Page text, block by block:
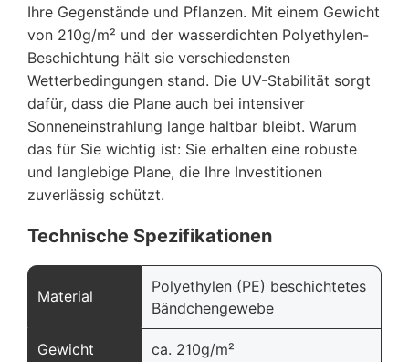
Ihre Gegenstände und Pflanzen. Mit einem Gewicht
von 210g/m² und der wasserdichten Polyethylen-
Beschichtung hält sie verschiedensten
Wetterbedingungen stand. Die UV-Stabilität sorgt
dafür, dass die Plane auch bei intensiver
Sonneneinstrahlung lange haltbar bleibt. Warum
das für Sie wichtig ist: Sie erhalten eine robuste
und langlebige Plane, die Ihre Investitionen
zuverlässig schützt.
Technische Spezifikationen
Material
Polyethylen (PE) beschichtetes
Bändchengewebe
Gewicht ca. 210g/m²